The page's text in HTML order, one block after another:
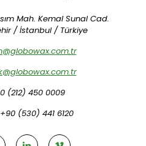
Mah. Kemal Sunal Cad.
/ İstanbul / Türkiye
(212) 450 0009
+90 (530) 441 6120